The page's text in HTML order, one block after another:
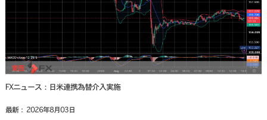
FXニュース：日米連携為替介入実施
最新： 2026年8月03日